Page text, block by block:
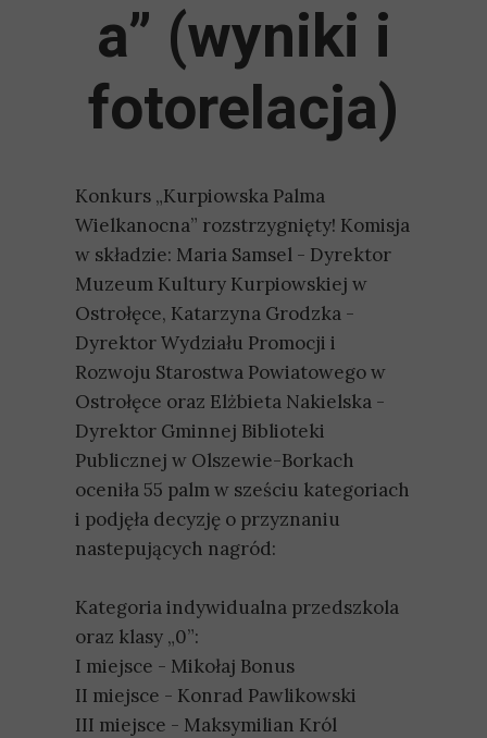
a” (wyniki i
fotorelacja)
Konkurs „Kurpiowska Palma
Wielkanocna” rozstrzygnięty! Komisja
w składzie: Maria Samsel - Dyrektor
Muzeum Kultury Kurpiowskiej w
Ostrołęce, Katarzyna Grodzka -
Dyrektor Wydziału Promocji i
Rozwoju Starostwa Powiatowego w
Ostrołęce oraz Elżbieta Nakielska -
Dyrektor Gminnej Biblioteki
Publicznej w Olszewie-Borkach
oceniła 55 palm w sześciu kategoriach
i podjęła decyzję o przyznaniu
nastepujących nagród:
Kategoria indywidualna przedszkola
oraz klasy „0”:
I miejsce - Mikołaj Bonus
II miejsce - Konrad Pawlikowski
III miejsce - Maksymilian Król